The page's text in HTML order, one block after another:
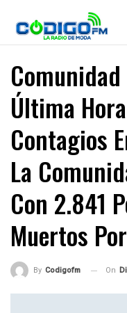
Última
Contagios
La
Con 2.841
Muertos
By Codigofm On